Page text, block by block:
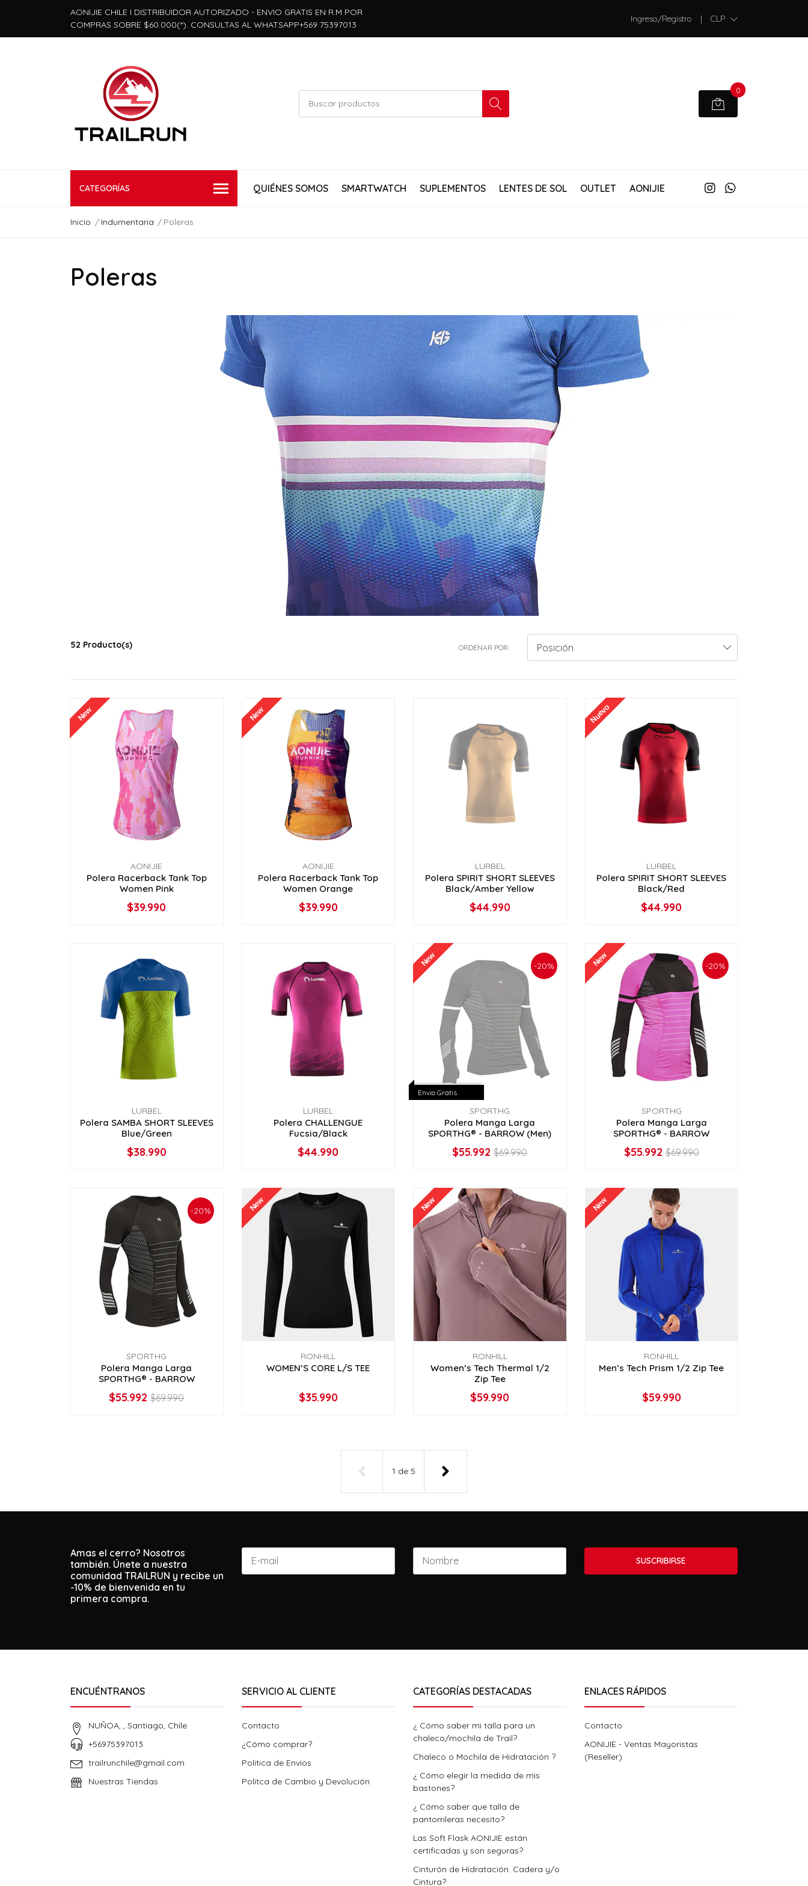
AONIJIE CHILE I DISTRIBUIDOR AUTORIZADO - ENVIO GRATIS EN R.M POR
COMPRAS SOBRE $60.000(*). CONSULTAS AL WHATSAPP+569 75397013
Ingreso/Registro | CLP
0
CATEGORÍAS QUIÉNES SOMOS SMARTWATCH SUPLEMENTOS LENTES DE SOL OUTLET AONIJIE
Inicio Indumentaria Poleras
Poleras
52 Producto(s) ORDENAR POR:
New
AONIJIE
Polera Racerback Tank Top
Women Pink
VER OPCIONES
$39.990
New
AONIJIE
Polera Racerback Tank Top
Women Orange
VER OPCIONES
$39.990
LURBEL
Polera SPIRIT SHORT SLEEVES
Black/Amber Yellow
AGOTADO
$44.990
Nuevo
LURBEL
Polera SPIRIT SHORT SLEEVES
Black/Red
VER OPCIONES
$44.990
LURBEL
Polera SAMBA SHORT SLEEVES
Blue/Green
VER OPCIONES
$38.990
LURBEL
Polera CHALLENGUE
Fucsia/Black
VER OPCIONES
$44.990
-20%
New
Envio Gratis
SPORTHG
Polera Manga Larga
SPORTHG® - BARROW (Men)
NO DISPONIBLE
$55.992 $69.990
-20%
New
SPORTHG
Polera Manga Larga
SPORTHG® - BARROW
VER OPCIONES
$55.992 $69.990
-20%
SPORTHG
Polera Manga Larga
SPORTHG® - BARROW
VER OPCIONES
$55.992 $69.990
New
RONHILL
WOMEN’S CORE L/S TEE
VER OPCIONES
$35.990
New
RONHILL
Women’s Tech Thermal 1/2
Zip Tee
VER OPCIONES
$59.990
New
RONHILL
Men’s Tech Prism 1/2 Zip Tee
VER OPCIONES
$59.990
1 de 5
Amas el cerro? Nosotros
también. Únete a nuestra
comunidad TRAILRUN y recibe un
-10% de bienvenida en tu
primera compra.
SUSCRIBIRSE
ENCUÉNTRANOS
NUÑOA, , Santiago, Chile
+56975397013
trailrunchile@gmail.com
Nuestras Tiendas
SERVICIO AL CLIENTE
Contacto
¿Cómo comprar?
Politica de Envios
Politca de Cambio y Devolución
CATEGORÍAS DESTACADAS
¿ Cómo saber mi talla para un
chaleco/mochila de Trail?
Chaleco o Mochila de Hidratación ?
¿ Cómo elegir la medida de mis
bastones?
¿ Cómo saber que talla de
pantorrileras necesito?
Las Soft Flask AONIJIE están
certificadas y son seguras?
Cinturón de Hidratación. Cadera y/o
Cintura?
ENLACES RÁPIDOS
Contacto
AONIJIE - Ventas Mayoristas
(Reseller)